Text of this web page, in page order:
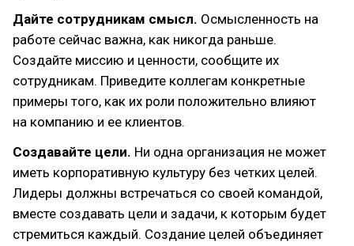
Дайте сотрудникам смысл. Осмысленность на
работе сейчас важна, как никогда раньше.
Создайте миссию и ценности, сообщите их
сотрудникам. Приведите коллегам конкретные
примеры того, как их роли положительно влияют
на компанию и ее клиентов.
Создавайте цели. Ни одна организация не может
иметь корпоративную культуру без четких целей.
Лидеры должны встречаться со своей командой,
вместе создавать цели и задачи, к которым будет
стремиться каждый. Создание целей объединяет